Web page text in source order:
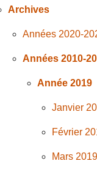
Archives
Années 2020-
Années 2010-
Année 2019
Janvier
Février
Mars 2019